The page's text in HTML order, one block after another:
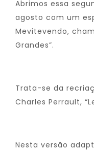
Abrimos essa
agosto com um
Mevitevendo,
Grandes”.
Trata-se da
Charles Perrault,
Nesta versão